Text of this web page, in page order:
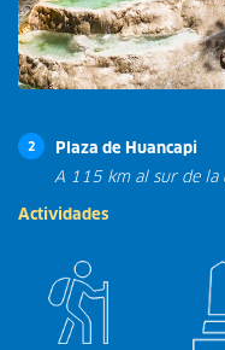
2
Plaza de Huancapi
A 115 km al sur de la
Actividades